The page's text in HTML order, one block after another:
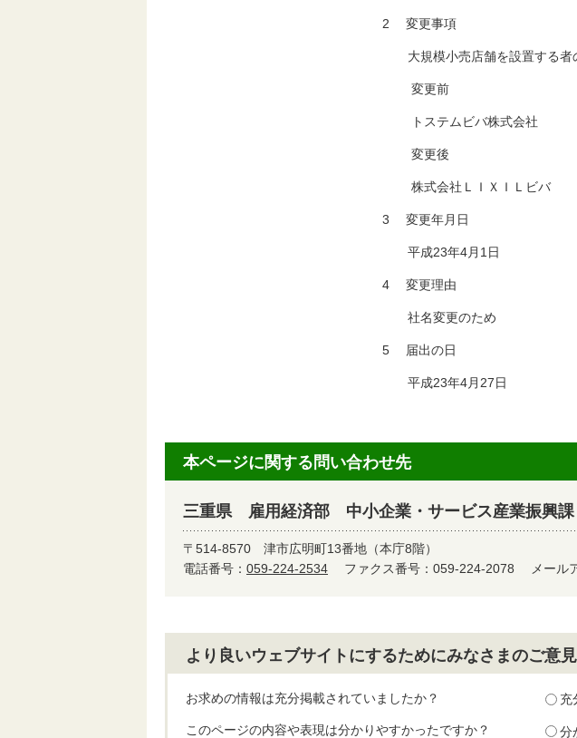
2 変更事項
大規模小売店舗を設置する者
変更前
トステムビバ株式会社
変更後
株式会社ＬＩＸＩＬビバ
3 変更年月日
平成23年4月1日
4 変更理由
社名変更のため
5 届出の日
平成23年4月27日
本ページに関する問い合わせ先
三重県 雇用経済部 中小企業・サービス産業振興
〒514-8570 津市広明町13番地（本庁8階）
電話番号： 059-224-2534 ファクス番号：059-224-2078 メール
より良いウェブサイトにするためにみなさまのご意
お求めの情報は充分掲載されていましたか？ 充
このページの内容や表現は分かりやすかったですか？ 分